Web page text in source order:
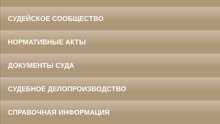
СУДЕЙСКОЕ СООБЩЕСТВО
НОРМАТИВНЫЕ АКТЫ
ДОКУМЕНТЫ СУДА
СУДЕБНОЕ ДЕЛОПРОИЗВОДСТВО
СПРАВОЧНАЯ ИНФОРМАЦИЯ